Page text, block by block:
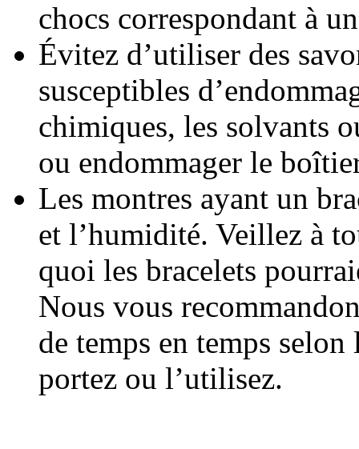
chocs correspondant à
Évitez d’utiliser des
susceptibles
chimiques, les solvants
ou endommager le
Les montres ayant un
et l’humidité. Veillez à
quoi les bracelets
Nous vous
de temps en temps
portez ou l’utilisez.